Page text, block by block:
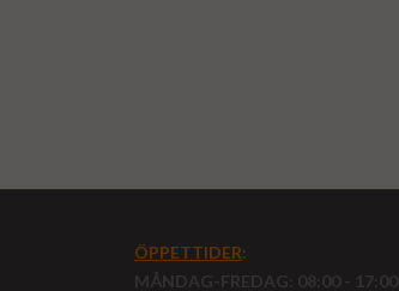
ÖPPETTIDER:
MÅNDAG-FREDAG: 08:00 - 17:00